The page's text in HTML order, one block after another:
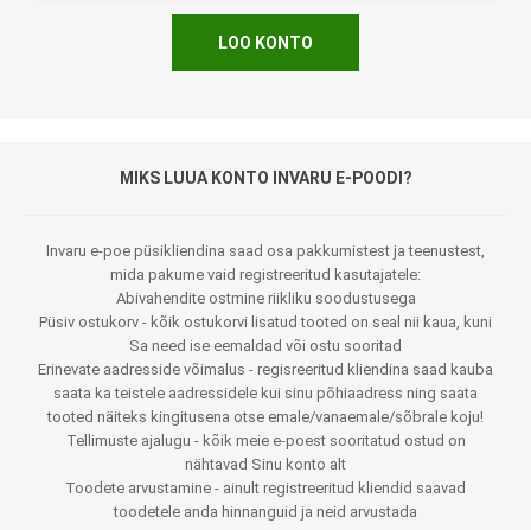
LOO KONTO
MIKS LUUA KONTO INVARU E-POODI?
Invaru e-poe püsikliendina saad osa pakkumistest ja teenustest,
mida pakume vaid registreeritud kasutajatele:
Abivahendite ostmine riikliku soodustusega
Püsiv ostukorv - kõik ostukorvi lisatud tooted on seal nii kaua, kuni
Sa need ise eemaldad või ostu sooritad
Erinevate aadresside võimalus - regisreeritud kliendina saad kauba
saata ka teistele aadressidele kui sinu põhiaadress ning saata
tooted näiteks kingitusena otse emale/vanaemale/sõbrale koju!
Tellimuste ajalugu - kõik meie e-poest sooritatud ostud on
nähtavad Sinu konto alt
Toodete arvustamine - ainult registreeritud kliendid saavad
toodetele anda hinnanguid ja neid arvustada